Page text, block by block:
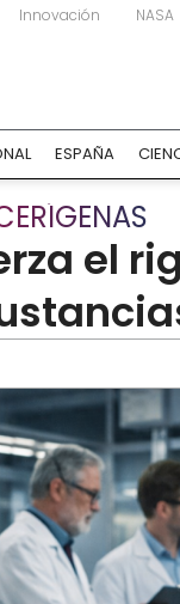
Innovación NASA
ESPAÑA
el